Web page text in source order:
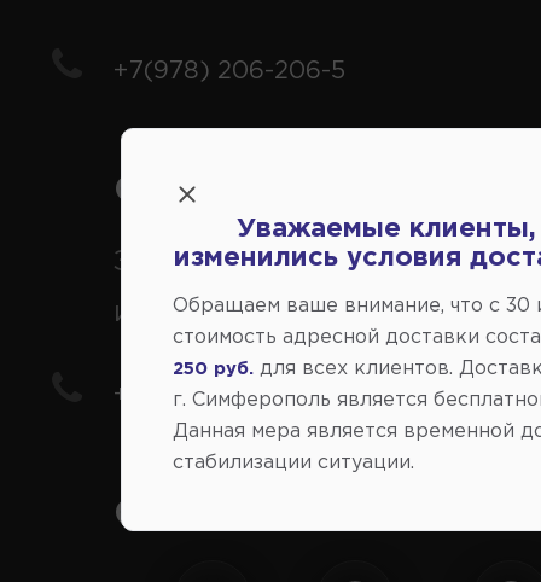
+7(978) 206-206-5
Справочный центр:
Заказ шин, дисков,
иномарки
+7(978) 206-206-8
Социальные сети:
Уважаемые клиенты,
изменились условия
Обращаем ваше внимание, что c 30
стоимость адресной доставки
250 руб. для всех клиентов.
г. Симферополь является
Данная мера является временной
стабилизации ситуации.